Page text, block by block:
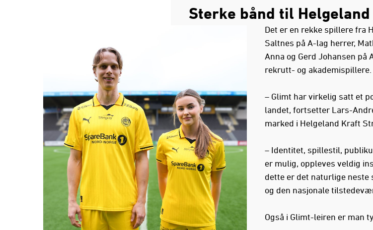
Sterke bånd til Helgeland
Det er en rekke spillere fra
Saltnes på A-lag herrer,
Anna og Gerd Johansen på
rekrutt- og akademispillere.
– Glimt har virkelig satt et
landet, fortsetter Lars-
marked i Helgeland Kraft
– Identitet, spillestil,
er mulig, oppleves veldig
dette er det naturlige
og den nasjonale
Også i Glimt-leiren er man